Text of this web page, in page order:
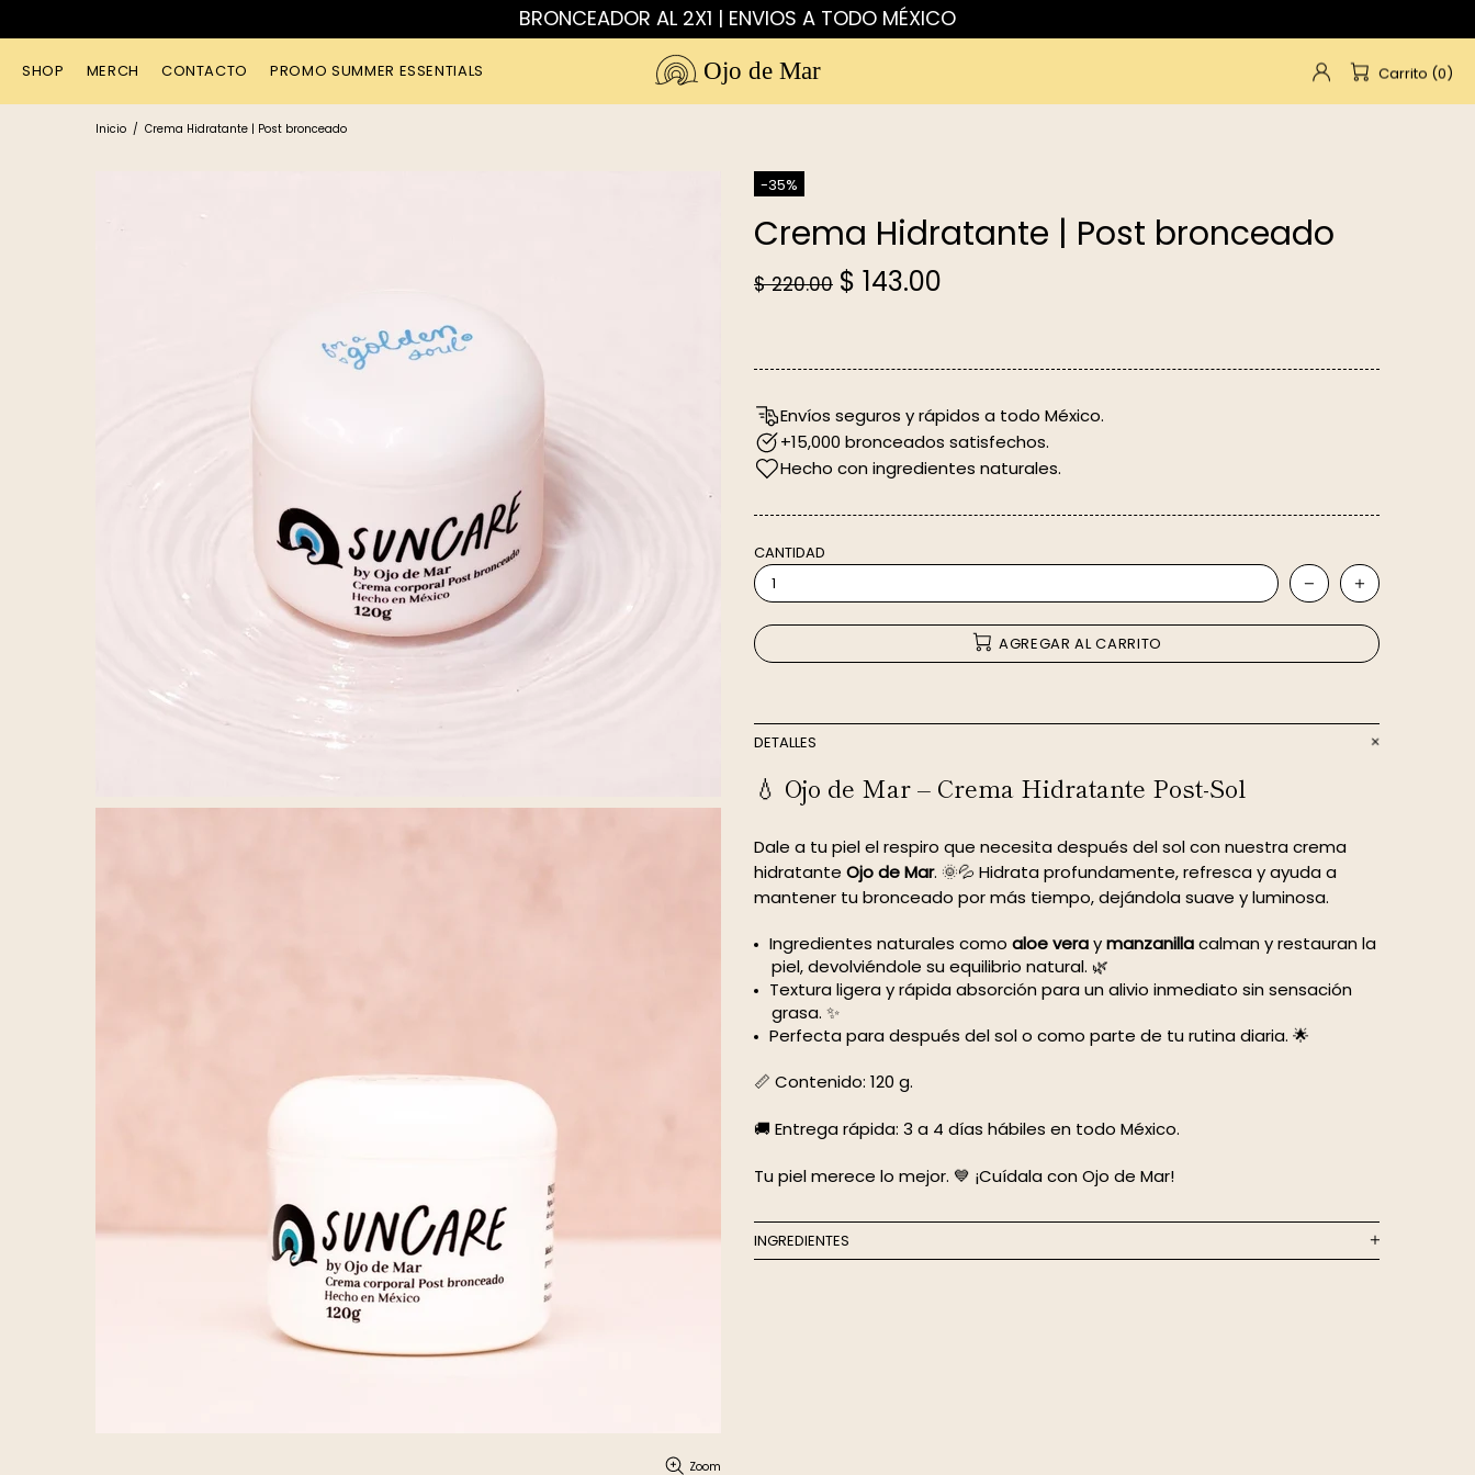
BRONCEADOR AL 2X1 | ENVIOS A TODO MÉXICO
SHOP MERCH CONTACTO PROMO SUMMER ESSENTIALS Ojo de Mar Carrito (0)
Inicio Crema Hidratante | Post bronceado
Zoom
-35%
Crema Hidratante | Post bronceado
$ 220.00 $ 143.00
Envíos seguros y rápidos a todo México.
+15,000 bronceados satisfechos.
Hecho con ingredientes naturales.
CANTIDAD
AGREGAR AL CARRITO
DETALLES
💧 Ojo de Mar – Crema Hidratante Post-Sol
Dale a tu piel el respiro que necesita después del sol con nuestra crema
hidratante Ojo de Mar. 🌞💦 Hidrata profundamente, refresca y ayuda a
mantener tu bronceado por más tiempo, dejándola suave y luminosa.
Ingredientes naturales como aloe veraymanzanillacalman y restauran la
piel, devolviéndole su equilibrio natural. 🌿
Textura ligera y rápida absorción para un alivio inmediato sin sensación
grasa. ✨
Perfecta para después del sol o como parte de tu rutina diaria. 🌟
📏 Contenido: 120 g.
🚚 Entrega rápida: 3 a 4 días hábiles en todo México.
Tu piel merece lo mejor. 💙 ¡Cuídala con Ojo de Mar!
INGREDIENTES